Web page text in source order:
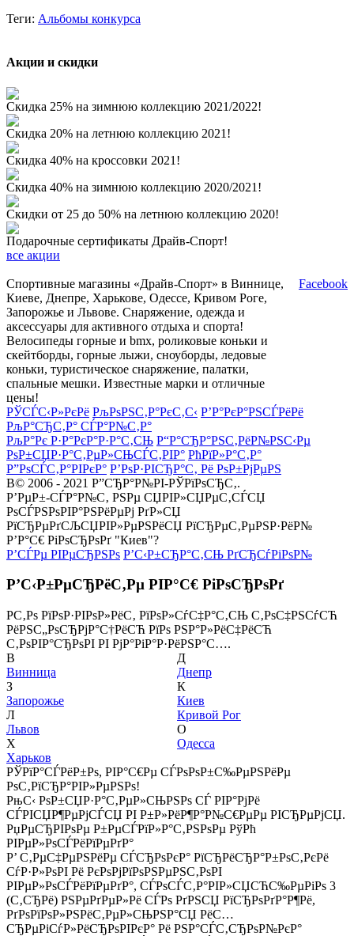
Теги: Альбомы конкурса
Акции и скидки
Скидка 25% на зимнюю коллекцию 2021/2022!
Скидка 20% на летнюю коллекцию 2021!
Скидка 40% на кроссовки 2021!
Скидка 40% на зимнюю коллекцию 2020/2021!
Скидки от 25 до 50% на летнюю коллекцию 2020!
Подарочные сертификаты Драйв-Спорт!
все акции
Спортивные магазины «Драйв-Спорт» в Виннице,
Киеве, Днепре, Харькове, Одессе, Кривом Роге,
Запорожье и Львове. Снаряжение, одежда и
аксессуары для активного отдыха и спорта!
Велосипеды горные и bmx, роликовые коньки и
скейтборды, горные лыжи, сноуборды, ледовые
коньки, туристическое снаряжение, палатки,
спальные мешки. Известные марки и отличные
цены!
Facebook
РЎСЃС‹Р»РєРё РљРѕРЅС‚Р°РєС‚С‹ Р’Р°РєР°РЅСЃРёРё
РљР°СЂС‚Р° СЃР°Р№С‚Р°
РљР°Рє Р·Р°РєР°Р·Р°С‚СЊ Р“Р°СЂР°РЅС‚РёР№РЅС‹Рµ
РѕР±СЏР·Р°С‚РµР»СЊСЃС‚РІР° РћРїР»Р°С‚Р°
Р”РѕСЃС‚Р°РІРєР° Р’РѕР·РІСЂР°С‚ Рё РѕР±РјРµРЅ
В© 2006 - 2021 Р”СЂР°Р№РІ-РЎРїРѕСЂС‚.
Р’РµР±-СЃР°Р№С‚ РЅРµ СЏРІР»СЏРµС‚СЃСЏ
РѕСЃРЅРѕРІР°РЅРёРµРј РґР»СЏ
РїСЂРµРґСЉСЏРІР»РµРЅРёСЏ РїСЂРµС‚РµРЅР·РёР№
Р’Р°С€ РіРѕСЂРѕРґ "Киев"?
Р’СЃРµ РІРµСЂРЅРѕ Р’С‹Р±СЂР°С‚СЊ РґСЂСѓРіРѕР№
Р’С‹Р±РµСЂРёС‚Рµ РІР°С€ РіРѕСЂРѕРґ
Р­С‚Рѕ РїРѕР·РІРѕР»РёС‚ РїРѕР»СѓС‡Р°С‚СЊ С‚РѕС‡РЅСѓСЋ
РёРЅС„РѕСЂРјР°С†РёСЋ РїРѕ РЅР°Р»РёС‡РёСЋ
С‚РѕРІР°СЂРѕРІ РІ РјР°РіР°Р·РёРЅР°С….
В
Винница
З
Запорожье
Л
Львов
Х
Харьков
Д
Днепр
К
Киев
Кривой Рог
О
Одесса
РЎРїР°СЃРёР±Рѕ, РІР°С€Рµ СЃРѕРѕР±С‰РµРЅРёРµ
РѕС‚РїСЂР°РІР»РµРЅРѕ!
РњС‹ РѕР±СЏР·Р°С‚РµР»СЊРЅРѕ СЃ РІР°РјРё
СЃРІСЏР¶РµРјСЃСЏ РІ Р±Р»РёР¶Р°Р№С€РµРµ РІСЂРµРјСЏ.
РџРµСЂРІРѕРµ Р±РµСЃРїР»Р°С‚РЅРѕРµ РўРћ
РІРµР»РѕСЃРёРїРµРґР°
Р’ С‚РµС‡РµРЅРёРµ СЃСЂРѕРєР° РїСЂРёСЂР°Р±РѕС‚РєРё
СѓР·Р»РѕРІ Рё РєРѕРјРїРѕРЅРµРЅС‚РѕРІ
РІРµР»РѕСЃРёРїРµРґР°, СЃРѕСЃС‚Р°РІР»СЏСЋС‰РµРіРѕ 3
(С‚СЂРё) РЅРµРґРµР»Рё СЃРѕ РґРЅСЏ РїСЂРѕРґР°Р¶Рё,
РґРѕРїРѕР»РЅРёС‚РµР»СЊРЅР°СЏ РёС…
СЂРµРіСѓР»РёСЂРѕРІРєР° Рё РЅР°СЃС‚СЂРѕР№РєР°